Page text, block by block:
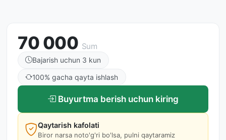
70 000 Sum
Bajarish uchun 3 kun
100% gacha qayta ishlash
Buyurtma berish uchun kiring
Qaytarish kafolati
Biror narsa noto'g'ri bo'lsa, pulni qaytaramiz